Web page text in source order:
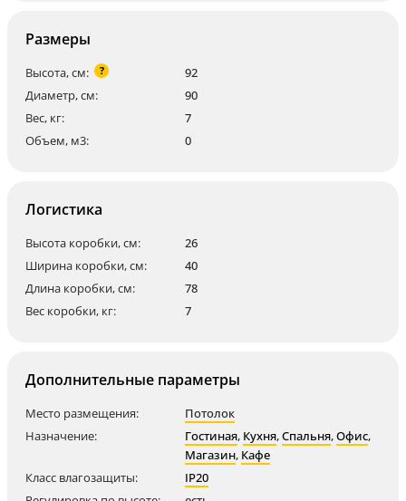
Размеры
Высота, см: ?
92
Диаметр, см:
90
Вес, кг:
7
Объем, м3:
0
Логистика
Высота коробки, см:
26
Ширина коробки, см:
40
Длина коробки, см:
78
Вес коробки, кг:
7
Дополнительные параметры
Место размещения:
Потолок
Назначение:
Гостиная, Кухня,Спальня,Офис,
Магазин, Кафе
Класс влагозащиты:
IP20